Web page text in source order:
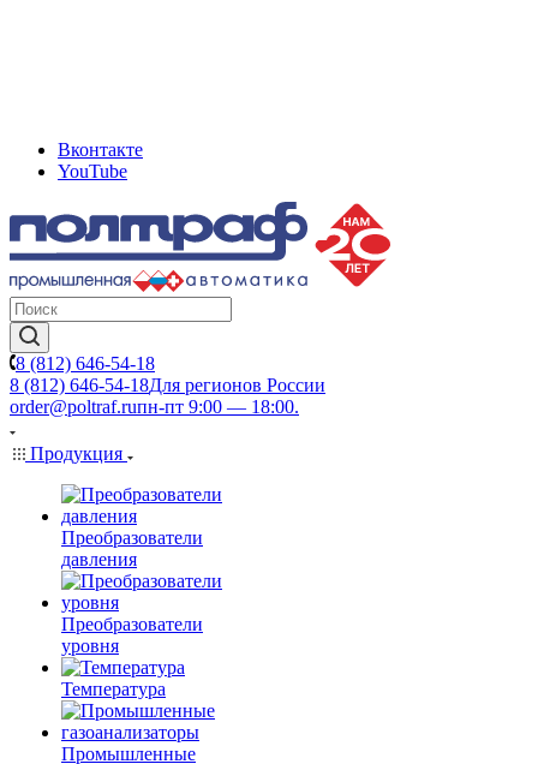
Вконтакте
YouTube
8 (812) 646-54-18
8 (812) 646-54-18Для регионов России
order@poltraf.ruпн-пт 9:00 — 18:00.
Продукция
Преобразователи
давления
Преобразователи
уровня
Температура
Промышленные